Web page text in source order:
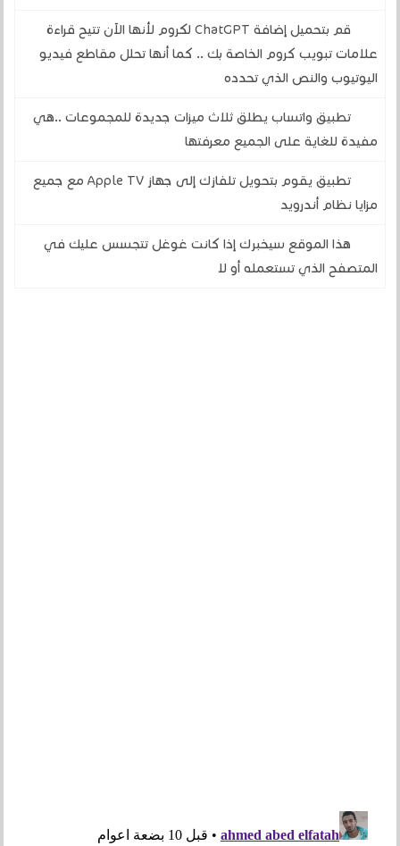
قم بتحميل إضافة ChatGPT لكروم لأنها الآن تتيح قراءة
علامات تبويب كروم الخاصة بك .. كما أنها تحلل مقاطع فيديو
اليوتيوب والنص الذي تحدده
تطبيق واتساب يطلق ثلاث ميزات جديدة للمجموعات ..هي
مفيدة للغاية على الجميع معرفتها
تطبيق يقوم بتحويل تلفازك إلى جهاز Apple TV مع جميع
مزايا نظام أندرويد
هذا الموقع سيخبرك إذا كانت غوغل تتجسس عليك في
المتصفح الذي تستعمله أو لا